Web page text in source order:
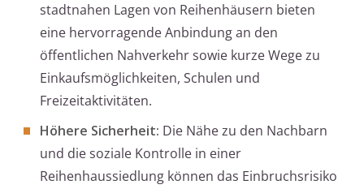
stadtnahen Lagen von Reihenhäusern bieten
eine hervorragende Anbindung an den
öffentlichen Nahverkehr sowie kurze Wege zu
Einkaufsmöglichkeiten, Schulen und
Freizeitaktivitäten.
Höhere Sicherheit: Die Nähe zu den Nachbarn
und die soziale Kontrolle in einer
Reihenhaussiedlung können das Einbruchsrisiko